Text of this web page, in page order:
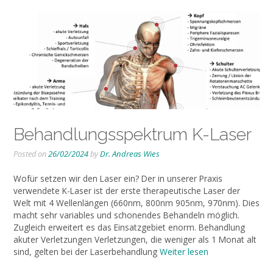
Behandlungsspektrum K-Laser
Posted on26/02/2024byDr. Andreas Wies
Wofür setzen wir den Laser ein? Der in unserer Praxis
verwendete K-Laser ist der erste therapeutische Laser der
Welt mit 4 Wellenlängen (660nm, 800nm 905nm, 970nm). Dies
macht sehr variables und schonendes Behandeln möglich.
Zugleich erweitert es das Einsatzgebiet enorm. Behandlung
akuter Verletzungen Verletzungen, die weniger als 1 Monat alt
sind, gelten bei der Laserbehandlung Weiter lesen